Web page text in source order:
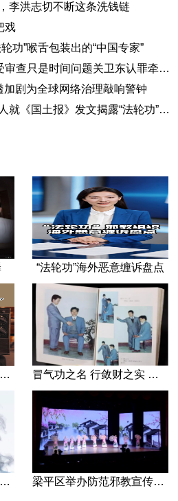
李洪志切不断这条洗钱链
戏
功”喉舌包装出的“中国专家”
问题关卫东认罪牵出与《大纪元时报》资金链条
加剧为全球网络治理敲响警钟
报》发文揭露“法轮功”邪教本质答记者问
“法轮功”海外恶意缠诉盘点
！李洪志的谎言藏不住了 冒气功之名 行敛财之实 张宏堡义女“小倩”团伙覆灭记
带你反邪教—害人的“全能神” 梁平区举办防范邪教宣传专场文艺演出